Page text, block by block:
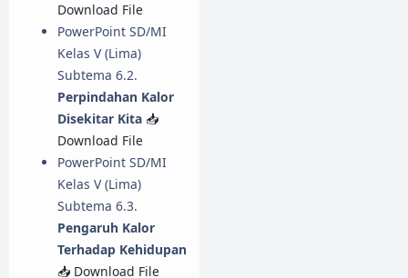
Download File
PowerPoint SD/MI
Kelas V (Lima)
Subtema 6.2.
Perpindahan Kalor
Disekitar Kita 📥
Download File
PowerPoint SD/MI
Kelas V (Lima)
Subtema 6.3.
Pengaruh Kalor
Terhadap Kehidupan
📥 Download File